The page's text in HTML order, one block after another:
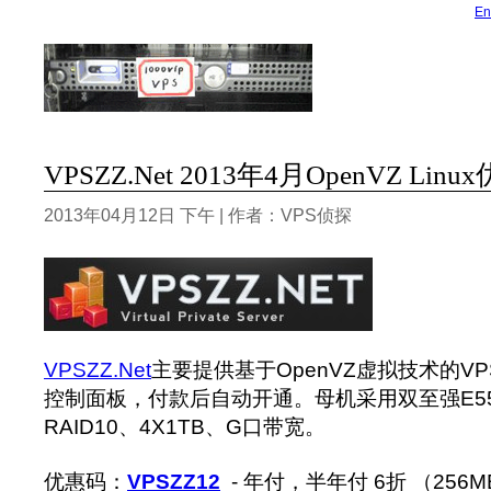
VPSZZ.Net 2013年4月OpenVZ Linux
2013年04月12日 下午 | 作者：VPS侦探
VPSZZ.Net主要提供基于OpenVZ虚拟技术的
控制面板，付款后自动开通。母机采用双至强
RAID10、4X1TB、G口带宽。
优惠码： VPSZZ12 - 年付，半年付 6折 （